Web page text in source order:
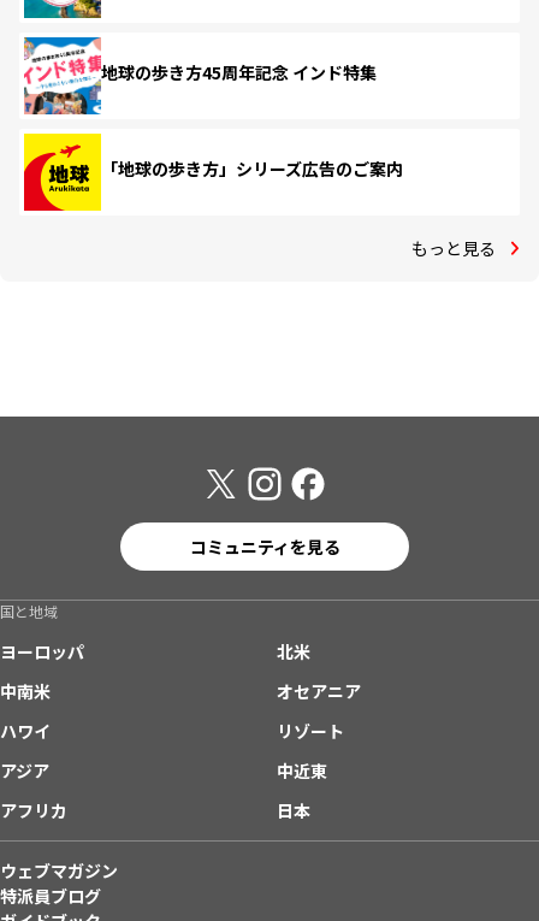
地球の歩き方45周年記念 インド特集
「地球の歩き方」シリーズ広告のご案内
もっと見る
コミュニティを見る
国と地域
ヨーロッパ
北米
中南米
オセアニア
ハワイ
リゾート
アジア
中近東
アフリカ
日本
ウェブマガジン
特派員ブログ